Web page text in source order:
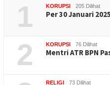
1 KORUPSI 205 Dilihat
Per 30 Januari
2 KORUPSI 76 Dilihat
Mentri ATR BPN
RELIGI 73 Dilihat